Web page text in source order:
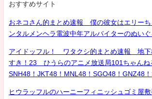
おすすめサイト
おネコさん的まとめ速報 僕の彼女はエリーち
ンタルメンヘラ電波中年アルバイターのぬい
アイドッフル！ ワタクシ的まとめ速報 地下
すき！23 ひうらのアニメ放送局101ちゃん
SNH48！JKT48！MNL48！SGO48！GNZ48
ヒウラッフルのハーニーフィニッシュゴミ屋敷